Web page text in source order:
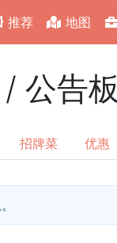
推荐 地图
/ 公告板
招牌菜 优惠